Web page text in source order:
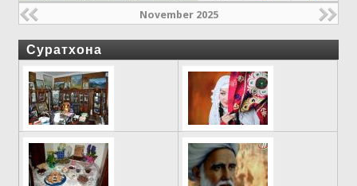
November 2025
Суратхона